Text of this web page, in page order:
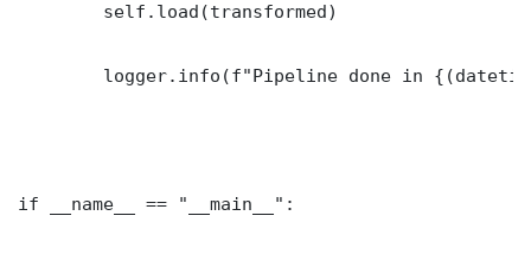
        self.load(transformed)
logger.info(f"Pipeline done in
if __name__ == "__main__":